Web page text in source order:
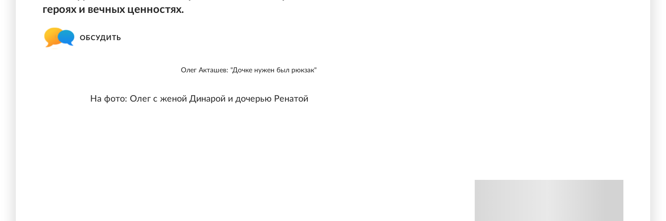
героях и вечных ценностях.
ОБСУДИТЬ
Олег Акташев: "Дочке нужен был рюкзак"
На фото: Олег c женой Динарой и дочерью Ренатой